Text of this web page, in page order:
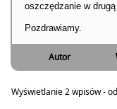
oszczędzanie w
Pozdrawiamy.
Autor
Wyświetlanie 2 wpisów -